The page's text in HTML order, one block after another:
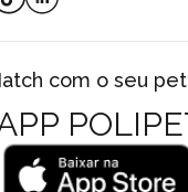
com o seu